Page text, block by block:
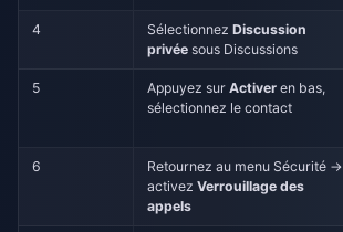
4 SélectionnezDiscussion
privée sous Discussions
5 Appuyez surActiver en bas,
sélectionnez le contact
6
Retournez au menu Sécurité →
activezVerrouillage des
appels